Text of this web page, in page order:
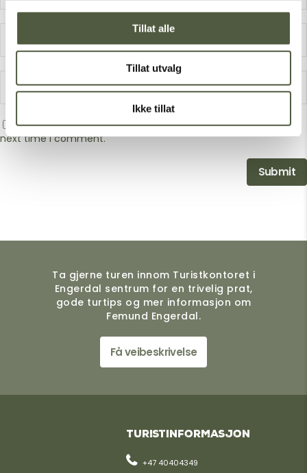
Tillat alle
Tillat utvalg
Ikke tillat
Save my name, email, and website in this browser for the
next time I comment.
Ta gjerne turen innom Turistkontoret i
Engerdal sentrum for en trivelig prat,
gode turtips og mer informasjon om
Femund Engerdal.
Få veibeskrivelse
Turistinformasjon
+47 40404349